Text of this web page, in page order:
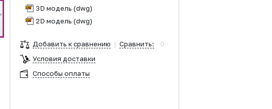
3D модель (dwg)
2D модель (dwg)
Добавить к сравнению | Сравнить:
0
Условия доставки
Способы оплаты